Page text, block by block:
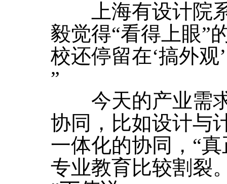
上海有设计院系
毅觉得“看得上眼”
校还停留在‘搞外观
”
今天的产业需求
协同，比如设计与
一体化的协同，“
专业教育比较割裂